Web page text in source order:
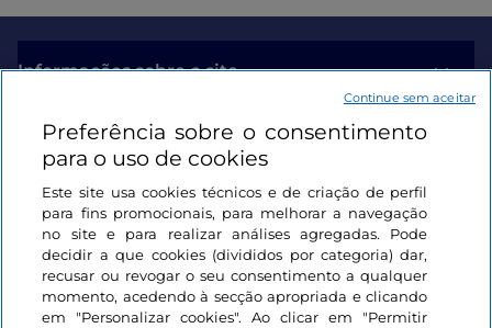
Informações sobre o site
Ligações úteis
Iniciar sessão
Mantenha-se em contacto
Preferência sobre o consentimento
para o uso de cookies
Este site usa cookies técnicos e de criação de perfil
para fins promocionais, para melhorar a navegação
no site e para realizar análises agregadas. Pode
decidir a que cookies (divididos por categoria) dar,
recusar ou revogar o seu consentimento a qualquer
momento, acedendo à secção apropriada e clicando
em "Personalizar cookies". Ao clicar em "Permitir
Continue sem aceitar